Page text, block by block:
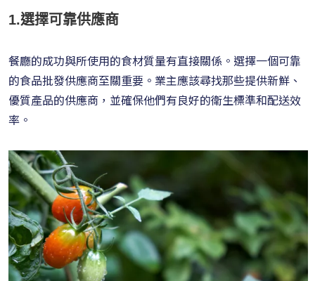
1.選擇可靠供應商
餐廳的成功與所使用的食材質量有直接關係。選擇一個可靠
的食品批發供應商至關重要。業主應該尋找那些提供新鮮、
優質產品的供應商，並確保他們有良好的衛生標準和配送效
率。